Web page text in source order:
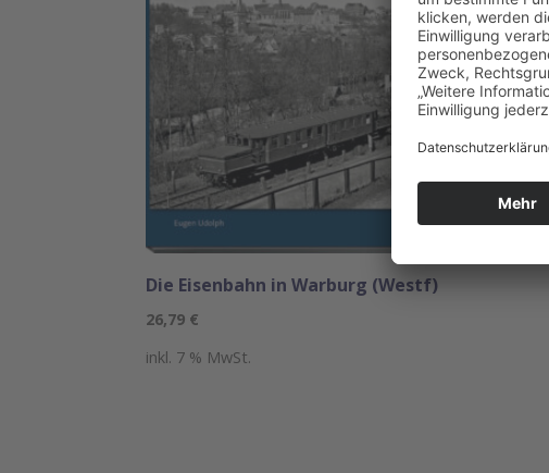
Die Eisenbahn in Warburg (Westf)
26,79 €
inkl. 7 % MwSt.